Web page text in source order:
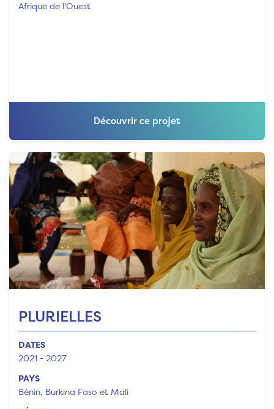
Afrique de l'Ouest
Découvrir ce projet
PLURIELLES
DATES
2021 - 2027
PAYS
Bénin, Burkina Faso et Mali